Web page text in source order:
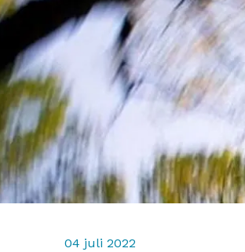
04 juli 2022